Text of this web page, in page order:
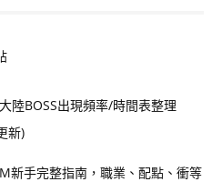
陸BOSS出現頻率/時間表整理
新)
新手完整指南，職業、配點、衝等